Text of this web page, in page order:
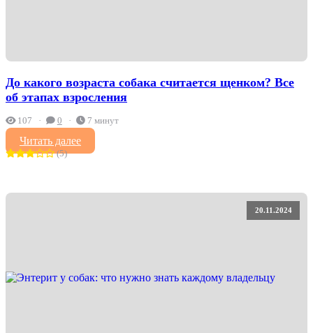
До какого возраста собака считается щенком? Все
об этапах взросления
107 0 7 минут
Читать далее
(5)
20.11.2024